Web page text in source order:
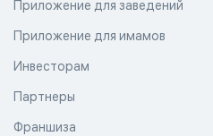
Приложение для заведений
Приложение для имамов
Инвесторам
Партнеры
Франшиза